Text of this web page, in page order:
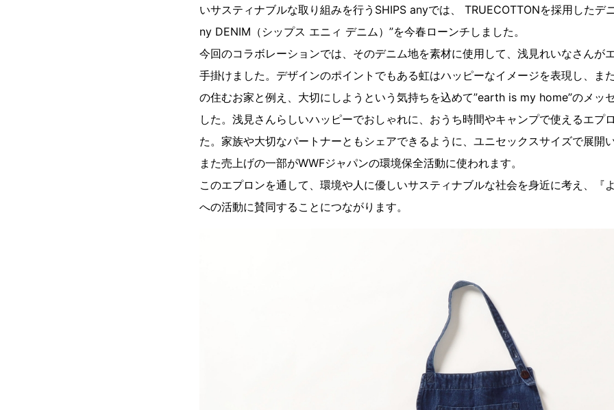
いサスティナブルな取り組みを行うSHIPS anyでは、 TRUECOTTONを採用したデ
ny DENIM（シップス エニィ デニム）”を今春ローンチしました。
今回のコラボレーションでは、そのデニム地を素材に使用して、浅見れいなさんが
手掛けました。デザインのポイントでもある虹はハッピーなイメージを表現し、ま
の住むお家と例え、大切にしようという気持ちを込めて”earth is my home”のメッ
した。浅見さんらしいハッピーでおしゃれに、おうち時間やキャンプで使えるエプ
た。家族や大切なパートナーともシェアできるように、ユニセックスサイズで展開
また売上げの一部がWWFジャパンの環境保全活動に使われます。
このエプロンを通して、環境や人に優しいサスティナブルな社会を身近に考え、『
への活動に賛同することにつながります。